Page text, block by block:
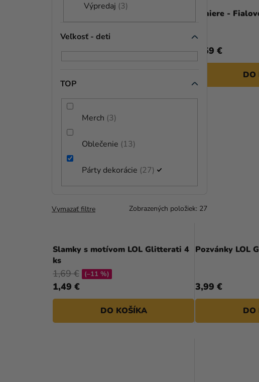
Výpredaj 3
Veľkosť - deti
TOP
Merch 3
Oblečenie 13
Párty dekorácie 27
Vymazať filtre Zobrazených položiek: 27
U
K
T
O
V
Magnetka na tortu - Bábika LOL s
ružovou mašľou
4,50 €
Taniere -
1,59 €
DO
Slamky s motívom LOL Glitterati 4
ks
1,49 €
1,69 € (–11 %)
DO KOŠÍKA
Pozvánky LOL
3,99 €
DO